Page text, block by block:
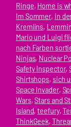
Ringe, Home is
Im Sommer, in
Kremlins,
Mario und Luigi
nach Farben
Ninjas, Nuclear
Safety Inspector,
Shirtshops, sich
Space Invader,
Wars, Stars and
Island, teefury,
ThinkGeek,